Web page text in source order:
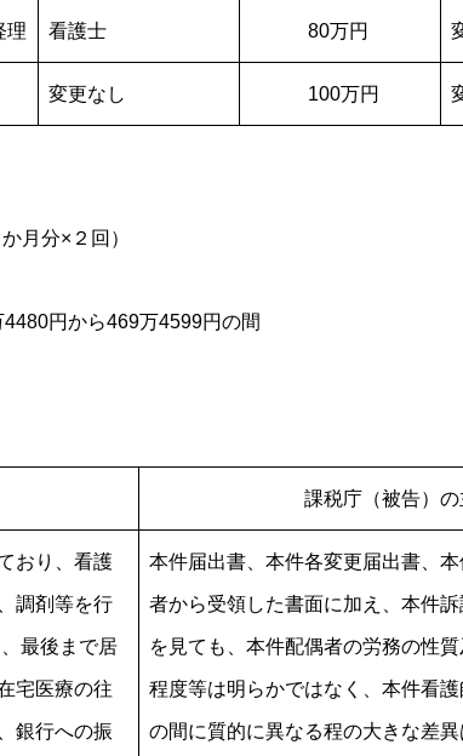
理 看護士 80万円
変更なし 100万円
月分×２回）
円から469万4599円の間
課税庁（被告）の
おり、看護
調剤等を行
最後まで居
宅医療の往
銀行への振
本件届出書、本件各変更届出書、
者から受領した書面に加え、本件
を見ても、本件配偶者の労務の性
程度等は明らかではなく、本件看
の間に質的に異なる程の大きな差